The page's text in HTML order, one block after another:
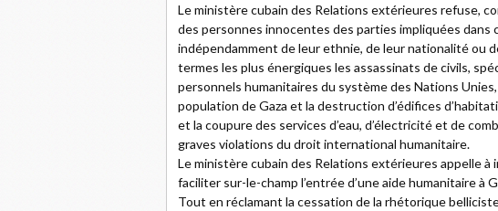
Le ministère cubain des Relations extérieures refuse,
des personnes innocentes des parties impliquées dans
indépendamment de leur ethnie, de leur nationalité ou
termes les plus énergiques les assassinats de civils,
personnels humanitaires du système des Nations
population de Gaza et la destruction d’édifices
et la coupure des services d’eau, d’électricité et de
graves violations du droit international humanitaire.
Le ministère cubain des Relations extérieures appelle à
faciliter sur-le-champ l’entrée d’une aide humanitaire à
Tout en réclamant la cessation de la rhétorique